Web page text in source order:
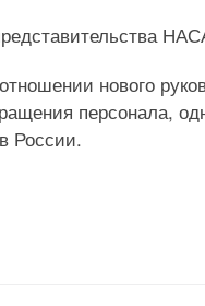
нового
персонала,
России.